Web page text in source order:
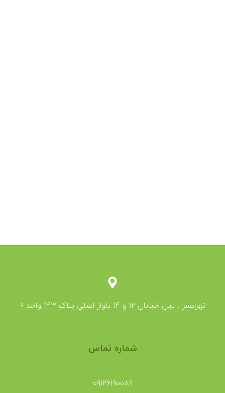
تهرانسر ، بین خیابان ۱۲ و ۱۴ بلوار اصلی پلاک ۱۴۳ واحد ۹
شماره تماس
۰۹۱۲۶۱۹۰۰۸۹